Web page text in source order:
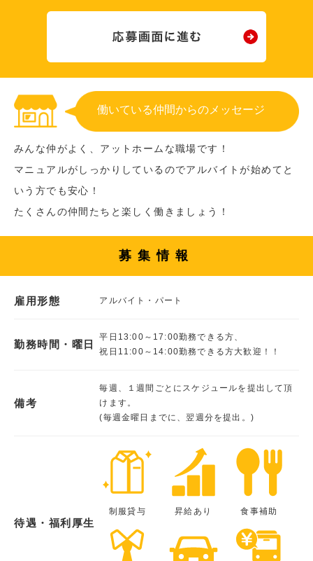
働いている仲間からのメッセージ
みんな仲がよく、アットホームな職場です！
マニュアルがしっかりしているのでアルバイトが始めてと
いう方でも安心！
たくさんの仲間たちと楽しく働きましょう！
募集情報
雇用形態 アルバイト・パート
勤務時間・曜日
平日13:00～17:00勤務できる方、
祝日11:00～14:00勤務できる方大歓迎！！
備考
毎週、１週間ごとにスケジュールを提出して頂
けます。
(毎週金曜日までに、翌週分を提出。)
待遇・福利厚生
制服貸与 昇給あり 食事補助